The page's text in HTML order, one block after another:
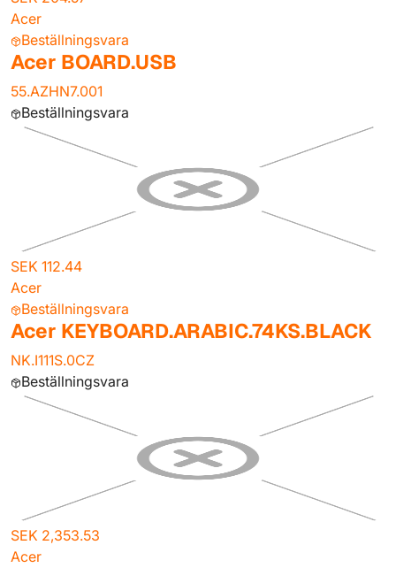
Acer
Beställningsvara
Acer BOARD.USB
55.AZHN7.001
Beställningsvara
SEK 112.44
Acer
Beställningsvara
Acer KEYBOARD.ARABIC.74KS.BLACK
NK.I111S.0CZ
Beställningsvara
SEK 2,353.53
Acer